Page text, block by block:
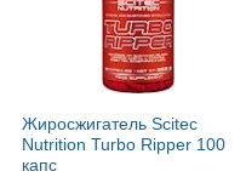
Жиросжигатель Scitec
Nutrition Turbo Ripper 100
капс